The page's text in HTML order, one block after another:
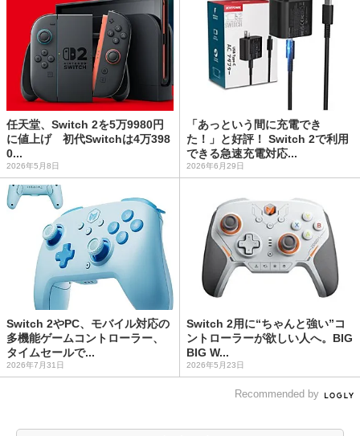
任天堂、Switch 2を5万9980円
に値上げ 初代Switchは4万398
0...
2026年5月8日
「あっという間に充電でき
た！」と好評！ Switch 2で利用
できる急速充電対応...
2026年6月29日
Switch 2やPC、モバイル対応の
多機能ゲームコントローラー、
タイムセールで...
2026年7月31日
Switch 2用に“ちゃんと強い”コ
ントローラーが欲しい人へ。BIG
BIG W...
2026年5月23日
Recommended by